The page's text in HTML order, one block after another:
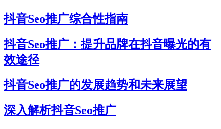
抖音Seo推广综合性指南
抖音Seo推广：提升品牌在抖音曝光的有
效途径
抖音Seo推广的发展趋势和未来展望
深入解析抖音Seo推广